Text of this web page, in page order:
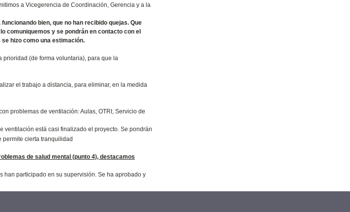
a Vicegerencia de Coordinación, Gerencia y a la
bien, que no han recibido quejas. Que
comuniquemos y se pondrán en contacto con el
hizo como una estimación.
prioridad (de forma voluntaria), para que la
el trabajo a distancia, para eliminar, en la medida
problemas de ventilación: Aulas, OTRI, Servicio de
ventilación está casi finalizado el proyecto. Se pondrán
permite cierta tranquilidad
de salud mental (punto 4), destacamos
han participado en su supervisión. Se ha aprobado y